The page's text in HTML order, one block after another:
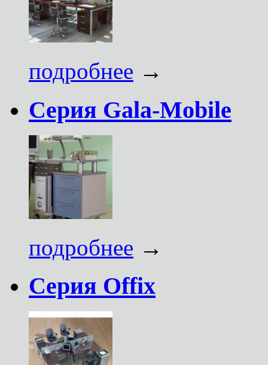
подробнее →
Серия Gala-Mobile
подробнее →
Серия Offix